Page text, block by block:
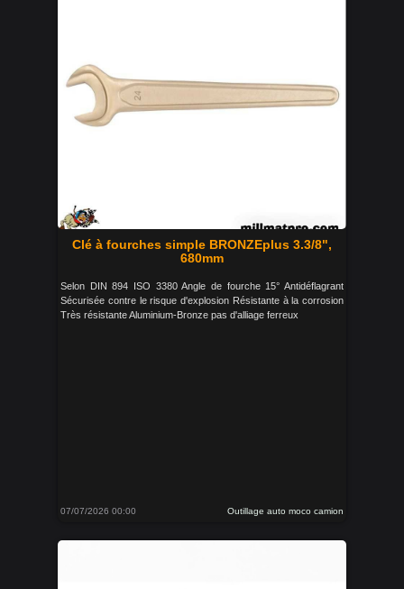
Clé à fourches simple BRONZEplus 3.3/8",
680mm
Selon DIN 894 ISO 3380 Angle de fourche 15° Antidéflagrant
Sécurisée contre le risque d'explosion Résistante à la corrosion
Très résistante Aluminium-Bronze pas d'alliage ferreux
07/07/2026 00:00 Outillage auto moco camion